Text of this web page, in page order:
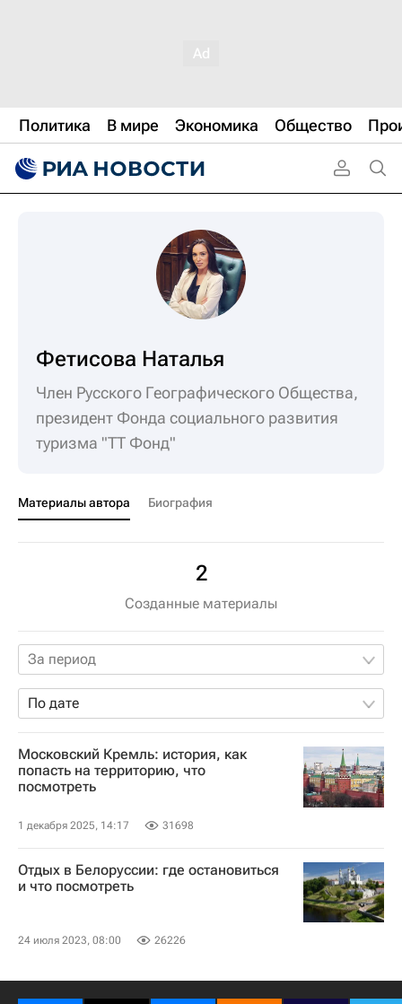
Политика В мире Экономика Общество
Фетисова Наталья
Член Русского Географического Общества,
президент Фонда социального развития
туризма "ТТ Фонд"
Материалы автора Биография
2
Созданные материалы
За период
По дате
Московский Кремль: история, как
попасть на территорию, что
посмотреть
1 декабря 2025, 14:17 31698
Отдых в Белоруссии: где остановиться
и что посмотреть
24 июля 2023, 08:00 26226